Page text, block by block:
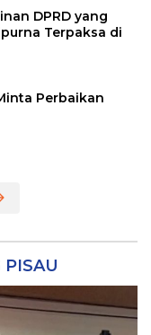
DPRD yang
Terpaksa di
Perbaikan
PISAU